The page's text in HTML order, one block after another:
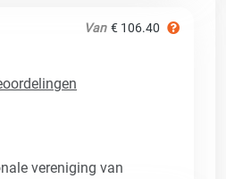
Van € 106.40
vereniging van